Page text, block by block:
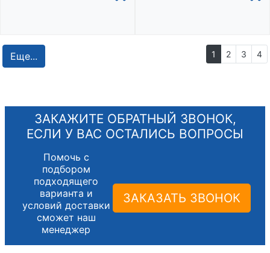
Еще... 1 2 3 4
ЗАКАЖИТЕ ОБРАТНЫЙ ЗВОНОК,
ЕСЛИ У ВАС ОСТАЛИСЬ ВОПРОСЫ
Помочь с
подбором
подходящего
варианта и
условий доставки
сможет наш
менеджер
ЗАКАЗАТЬ ЗВОНОК